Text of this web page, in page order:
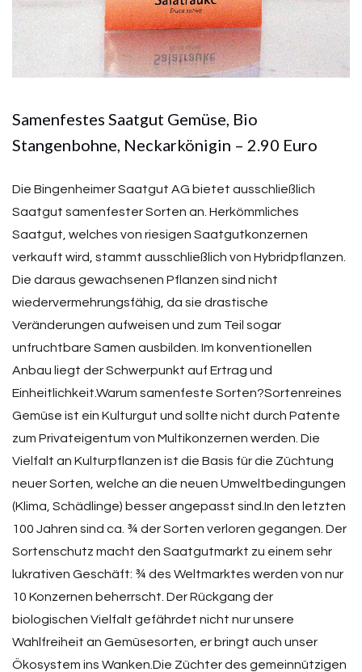
Samenfestes Saatgut Gemüse, Bio
Stangenbohne, Neckarkönigin – 2.90 Euro
Die Bingenheimer Saatgut AG bietet ausschließlich
Saatgut samenfester Sorten an. Herkömmliches
Saatgut, welches von riesigen Saatgutkonzernen
verkauft wird, stammt ausschließlich von Hybridpflanzen.
Die daraus gewachsenen Pflanzen sind nicht
wiedervermehrungsfähig, da sie drastische
Veränderungen aufweisen und zum Teil sogar
unfruchtbare Samen ausbilden. Im konventionellen
Anbau liegt der Schwerpunkt auf Ertrag und
Einheitlichkeit.Warum samenfeste Sorten?Sortenreines
Gemüse ist ein Kulturgut und sollte nicht durch Patente
zum Privateigentum von Multikonzernen werden. Die
Vielfalt an Kulturpflanzen ist die Basis für die Züchtung
neuer Sorten, welche an die neuen Umweltbedingungen
(Klima, Schädlinge) besser angepasst sind.In den letzten
100 Jahren sind ca. ¾ der Sorten verloren gegangen. Der
Sortenschutz macht den Saatgutmarkt zu einem sehr
lukrativen Geschäft: ¾ des Weltmarktes werden von nur
10 Konzernen beherrscht. Der Rückgang der
biologischen Vielfalt gefährdet nicht nur unsere
Wahlfreiheit an Gemüsesorten, er bringt auch unser
Ökosystem ins Wanken.Die Züchter des gemeinnützigen